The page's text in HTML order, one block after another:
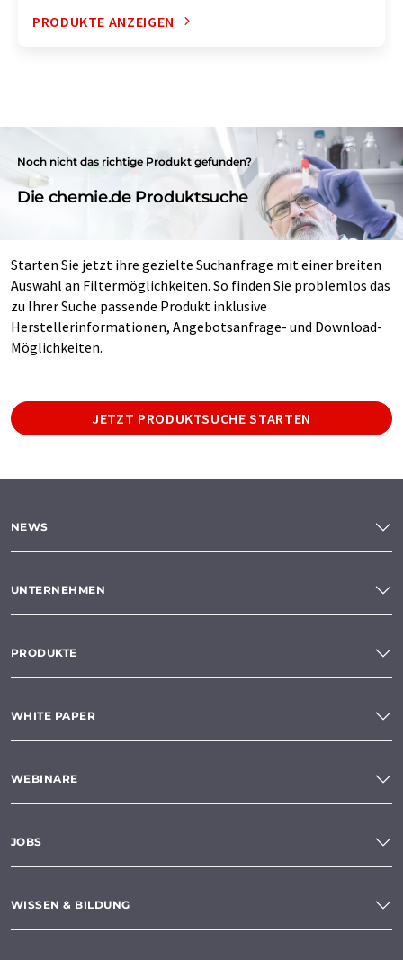
PRODUKTE ANZEIGEN
Noch nicht das richtige Produkt gefunden?
Die chemie.de Produktsuche
Starten Sie jetzt ihre gezielte Suchanfrage mit einer breiten
Auswahl an Filtermöglichkeiten. So finden Sie problemlos das
zu Ihrer Suche passende Produkt inklusive
Herstellerinformationen, Angebotsanfrage- und Download-
Möglichkeiten.
JETZT PRODUKTSUCHE STARTEN
NEWS
UNTERNEHMEN
PRODUKTE
WHITE PAPER
WEBINARE
JOBS
WISSEN & BILDUNG